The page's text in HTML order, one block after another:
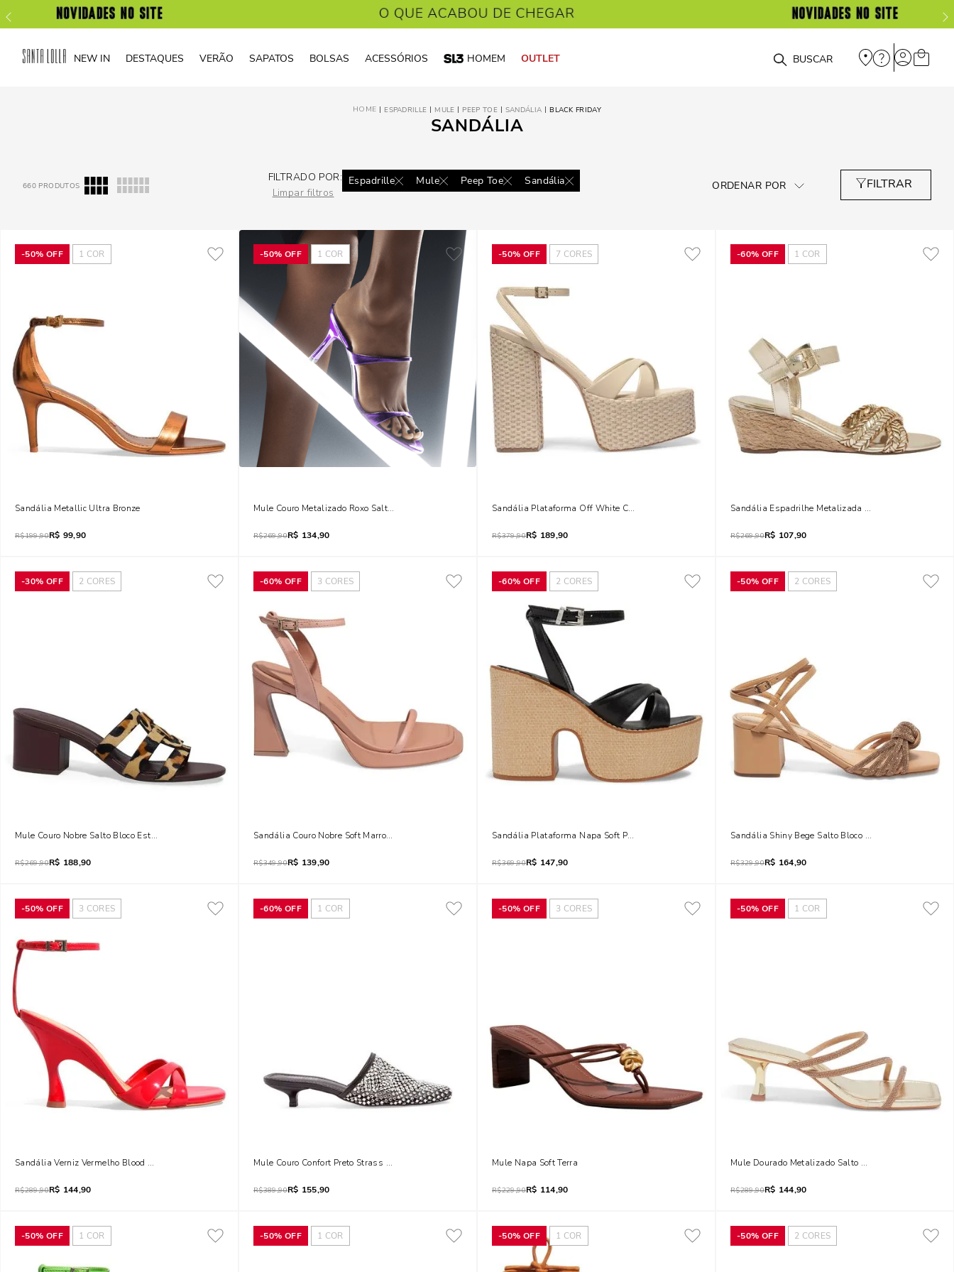
NEW IN DESTAQUES VERÃO SAPATOS BOLSAS ACESSÓRIOS HOMEM OUTLET O que você está procurando?
ESPADRILLE MULE PEEP TOE SANDÁLIA BLACK FRIDAY
SANDÁLIA
660 PRODUTOS
FILTRADO POR:
Limpar filtros
Espadrille Mule Peep Toe Sandália
-50% OFF 1 COR
Sandália Metallic Ultra Bronze
R$199,90R$ 99,90
-50% OFF 1 COR
Mule Couro Metalizado Roxo Salto Fino
R$269,90R$ 134,90
-50% OFF 7 CORES
Sandália Plataforma Off White Couro Tira Salto Alto
R$379,90R$ 189,90
-60% OFF 1 COR
Sandália Espadrilhe Metalizada Dourada Salto Baixo
R$269,90R$ 107,90
-30% OFF 2 CORES
Mule Couro Nobre Salto Bloco Estampa Animal Print Onça
R$269,90R$ 188,90
-60% OFF 3 CORES
Sandália Couro Nobre Soft Marrom Duna
R$349,90R$ 139,90
-60% OFF 2 CORES
Sandália Plataforma Napa Soft Preta
R$369,90R$ 147,90
-50% OFF 2 CORES
Sandália Shiny Bege Salto Bloco Médio
R$329,90R$ 164,90
-50% OFF 3 CORES
Sandália Verniz Vermelho Blood Salto Geométrico
R$289,90R$ 144,90
-60% OFF 1 COR
Mule Couro Confort Preto Strass Salto Baixo Fino
R$389,90R$ 155,90
-50% OFF 3 CORES
Mule Napa Soft Terra
R$229,90R$ 114,90
-50% OFF 1 COR
Mule Dourado Metalizado Salto Médio Tiras Brilho
R$289,90R$ 144,90
-50% OFF 1 COR -50% OFF 1 COR -50% OFF 1 COR -50% OFF 2 CORES